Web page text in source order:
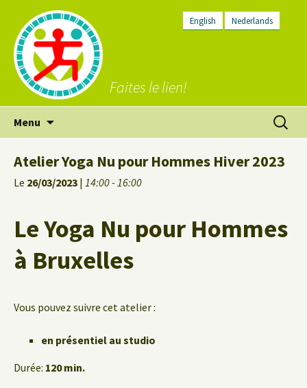
English Nederlands
Faites le lien!
Menu
Atelier Yoga Nu pour Hommes Hiver 2023
Le 26/03/2023 | 14:00 - 16:00
Le Yoga Nu pour Hommes
à Bruxelles
Vous pouvez suivre cet atelier :
en présentiel au studio
Durée: 120 min.